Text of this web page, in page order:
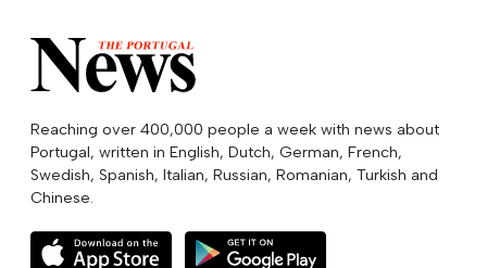
Reaching over 400,000 people a week with news about
Portugal, written in English, Dutch, German, French,
Swedish, Spanish, Italian, Russian, Romanian, Turkish and
Chinese.